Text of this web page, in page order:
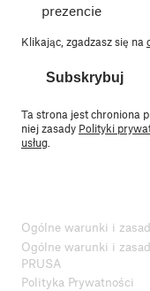
prezencie
Klikając, zgadzasz się na
Subskrybuj
Ta strona jest chroniona
niej zasady Polityki
usług
Ogólne warunki i
Ogólne warunki i
PRUSA
Polityka Prywatności